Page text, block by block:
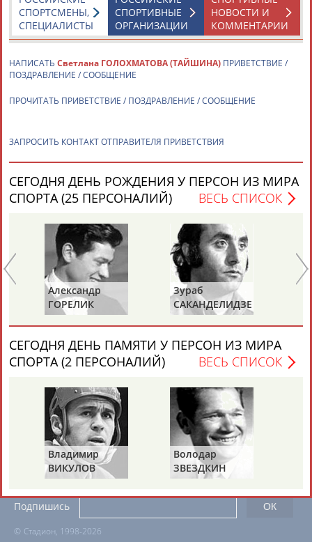
Каримжан
АБДРАХМАНОВ
Аделя
АБДРАХМАНОВА
Андрей
АБДУВАЛИЕВ
Герман
АБДУЛАЕВ
Рамазан
Тагир
Камиль
Загалав
Камалудин
АБДУЛДАУДОВ
Абдула
АБДУЛЖАЛИЛОВ
Магомед
АБДУЛКАГИРОВ
Назир
АБДУЛЛАЕВ
24 персон из 13181
ЕЩЁ ПЕРСОНЫ
Вопросы сотрудничества и совместной деятельностиinform@infosport.ru
© Стадион, 1998-2026
Адресов в новостной рассылке: 996
Подпишись
НОВОСТИ И
КОММЕНТАРИИ
СПОРТИВНЫЕ
ОРГАНИЗАЦИИ
СПОРТСМЕНЫ,
СПЕЦИАЛИСТЫ
НАПИСАТЬ Светлана ГОЛОХМАТОВА (ТАЙШИНА) ПРИВЕТСТВИЕ /
ПОЗДРАВЛЕНИЕ / СООБЩЕНИЕ
ПРОЧИТАТЬ ПРИВЕТСТВИЕ / ПОЗДРАВЛЕНИЕ / СООБЩЕНИЕ
ЗАПРОСИТЬ КОНТАКТ ОТПРАВИТЕЛЯ ПРИВЕТСТВИЯ
СЕГОДНЯ ДЕНЬ РОЖДЕНИЯ У ПЕРСОН ИЗ МИРА
СПОРТА (25 ПЕРСОНАЛИЙ)
ВЕСЬ СПИСОК
Александр
ГОРЕЛИК
Зураб
САКАНДЕЛИДЗЕ
СЕГОДНЯ ДЕНЬ ПАМЯТИ У ПЕРСОН ИЗ МИРА
СПОРТА (2 ПЕРСОНАЛИЙ)
ВЕСЬ СПИСОК
Владимир
ВИКУЛОВ
Володар
ЗВЕЗДКИН